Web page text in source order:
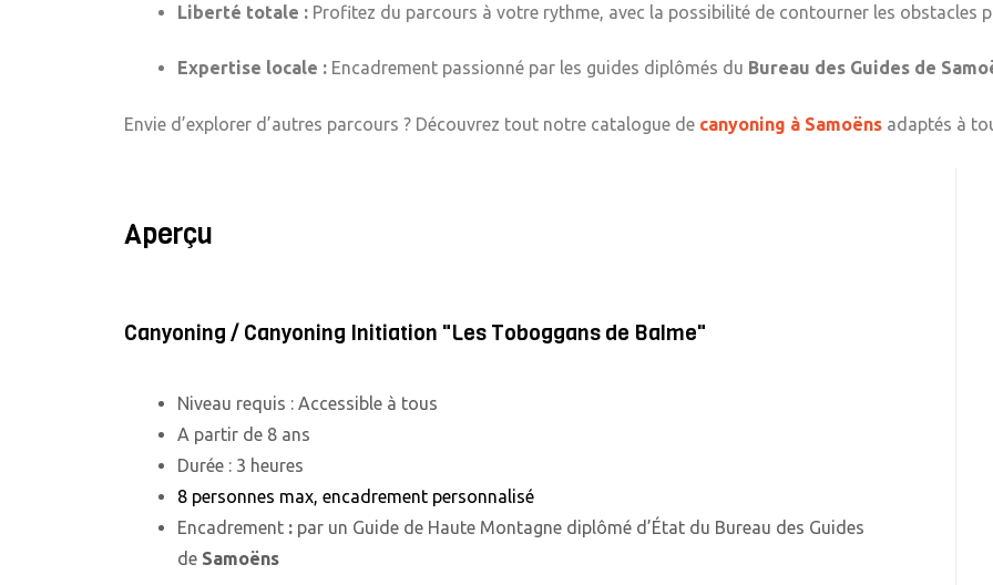
Liberté totale : Profitez du parcours à votre rythme, avec la possibilité de contourner les obstacles
Expertise locale : Encadrement passionné par les guides diplômés du Bureau des Guides de
Envie d’explorer d’autres parcours ? Découvrez tout notre catalogue de canyoning à Samoëns adaptés à
Aperçu
Canyoning / Canyoning Initiation "Les Toboggans de Balme"
Niveau requis : Accessible à tous
A partir de 8 ans
Durée : 3 heures
8 personnes max, encadrement personnalisé
Encadrement : par un Guide de Haute Montagne diplômé d’État du Bureau des Guides
de Samoëns